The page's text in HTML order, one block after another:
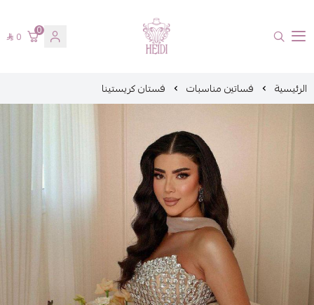
هايدي فاشن
0
0
الرئيسية فساتين مناسبات فستان كريستينا